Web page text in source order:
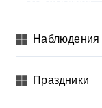
Наблюдения
Праздники